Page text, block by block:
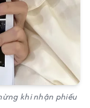
khi nhận phiếu